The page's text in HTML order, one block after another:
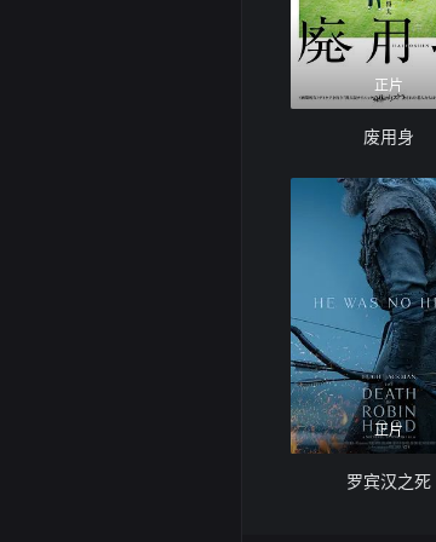
正片
废用身
正片
罗宾汉之死